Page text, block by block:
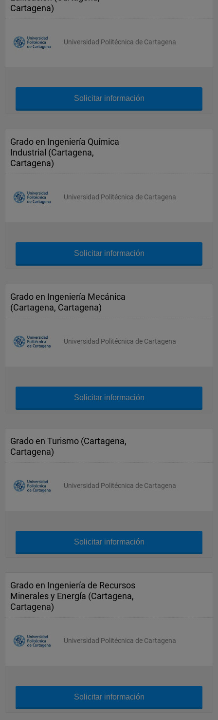
Cartagena)
Universidad Politécnica de Cartagena
Solicitar información
Grado en Ingeniería Química
Industrial (Cartagena,
Cartagena)
Universidad Politécnica de Cartagena
Solicitar información
Grado en Ingeniería Mecánica
(Cartagena, Cartagena)
Universidad Politécnica de Cartagena
Solicitar información
Grado en Turismo (Cartagena,
Cartagena)
Universidad Politécnica de Cartagena
Solicitar información
Grado en Ingeniería de Recursos
Minerales y Energía (Cartagena,
Cartagena)
Universidad Politécnica de Cartagena
Solicitar información